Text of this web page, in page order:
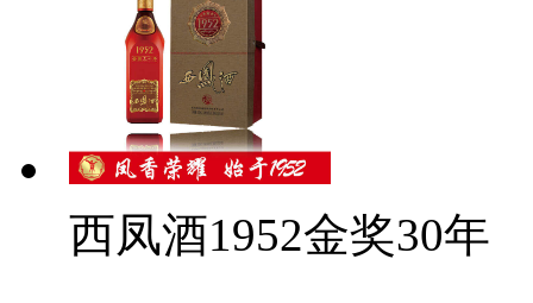
西凤酒1952金奖30年